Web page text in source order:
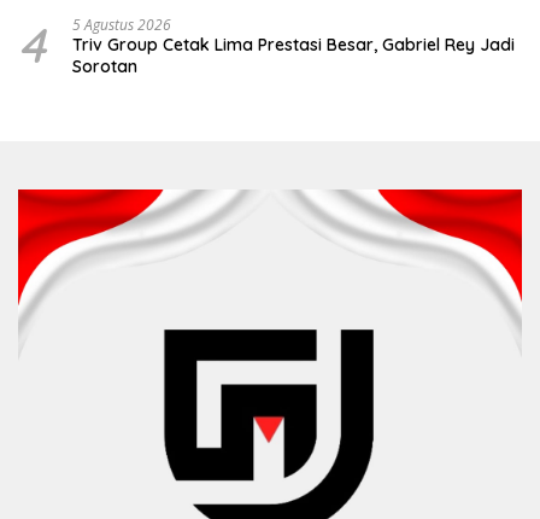
4 5 Agustus 2026
Triv Group Cetak Lima Prestasi Besar, Gabriel Rey Jadi
Sorotan